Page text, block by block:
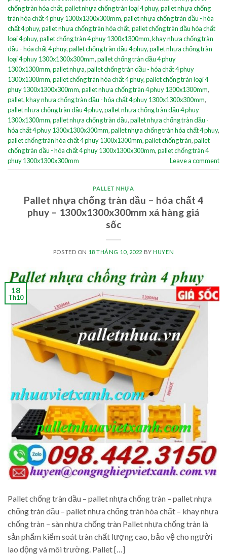
chống tràn hóa chất,pallet nhựa chống tràn loại 4 phuy,pallet nhựa chống
tràn hóa chất 4 phuy 1300x1300x300mm,pallet nhựa chống tràn dầu - hóa
chất 4 phuy,pallet nhựa chống tràn hóa chất,pallet chống tràn dầu hóa chất
loại 4 phuy,pallet chống tràn 4 phuy 1300x1300mm,khay nhựa chống tràn
dầu - hóa chất 4 phuy,pallet chống tràn dầu 4 phuy,pallet nhựa chống tràn
loại 4 phuy 1300x1300x300mm,pallet chống tràn dầu 4 phuy
1300x1300mm,pallet nhựa,pallet chống tràn dầu - hóa chất 4 phuy
1300x1300mm,pallet chống tràn hóa chất 4 phuy,pallet chống tràn loại 4
phuy 1300x1300x300mm,pallet nhựa chống tràn 4 phuy 1300x1300mm,
pallet,khay nhựa chống tràn dầu - hóa chất 4 phuy 1300x1300x300mm,
pallet nhựa chống tràn dầu 4 phuy,pallet nhựa chống tràn dầu 4 phuy
1300x1300mm,pallet nhựa chống tràn dầu,pallet nhựa chống tràn dầu -
hóa chất 4 phuy 1300x1300x300mm,pallet nhựa chống tràn hóa chất 4 phuy,
pallet chống tràn hóa chất 4 phuy 1300x1300mm,pallet chống tràn,pallet
chống tràn dầu - hóa chất 4 phuy 1300x1300x300mm,pallet chống tràn 4
phuy 1300x1300x300mm
Leave a comment
PALLET NHỰA
Pallet nhựa chống tràn dầu – hóa chất 4
phuy – 1300x1300x300mm xả hàng giá
sốc
POSTED ON 18 THÁNG 10, 2022 BYHUYEN
18
Th10
Pallet chống tràn dầu – pallet nhựa chống tràn – pallet nhựa
chống tràn dầu – pallet nhựa chống tràn hóa chất – khay nhựa
chống tràn – sàn nhựa chống tràn Pallet nhựa chống tràn là
sản phẩm kiểm soát tràn chất lượng cao, bảo vệ cho người
lao động và môi trường. Pallet […]